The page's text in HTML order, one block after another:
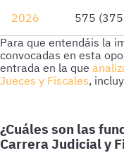
2026
575
Para que entendáis la
convocadas en esta
entrada en la que
Jueces y Fiscales,
¿Cuáles son las
Carrera Judicial y